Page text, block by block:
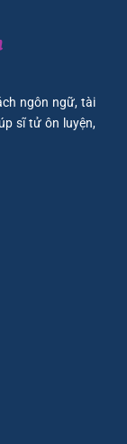
ngôn ngữ, tài
sĩ tử ôn luyện,